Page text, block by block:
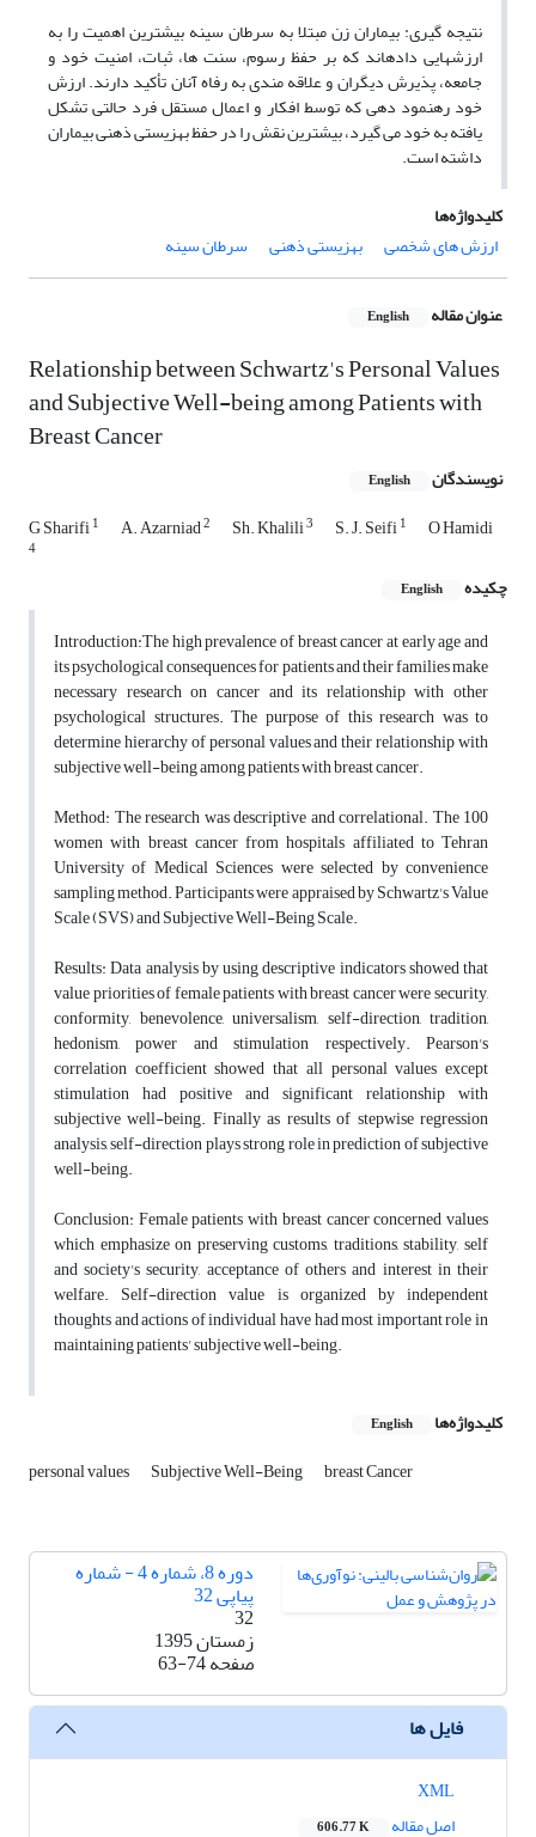
نتیجه گیری: بیماران زن مبتلا به سرطان سینه بیشترین اهمیت را به
ارزش­هایی داده­اند که بر حفظ رسوم، سنت ها، ثبات، امنیت خود و
جامعه، پذیرش دیگران و علاقه مندی به رفاه آنان تأکید دارند. ارزش
خود رهنمود دهی که توسط افکار و اعمال مستقل فرد حالتی تشکل
یافته به خود می گیرد، بیشترین نقش را در حفظ بهزیستی ذهنی بیماران
داشته است.
کلیدواژه‌ها
ارزش های شخصی
بهزیستی ذهنی سرطان سینه
عنوان مقاله English
Relationship between Schwartz's Personal Values
and Subjective Well-being among Patients with
Breast Cancer
نویسندگان English
G Sharifi1 A. Azarniad2 Sh. Khalili3 S. J. Seifi1 O Hamidi
4
چکیده English
Introduction:The high prevalence of breast cancer at early age and
its psychological consequences for patients and their families make
necessary research on cancer and its relationship with other
psychological structures. The purpose of this research was to
determine hierarchy of personal values and their relationship with
subjective well-being among patients with breast cancer.
Method: The research was descriptive and correlational. The 100
women with breast cancer from hospitals affiliated to Tehran
University of Medical Sciences were selected by convenience
sampling method. Participants were appraised by Schwartz's Value
Scale (SVS) and Subjective Well-Being Scale.
Results: Data analysis by using descriptive indicators showed that
value priorities of female patients with breast cancer were security,
conformity, benevolence, universalism, self-direction, tradition,
hedonism, power and stimulation respectively. Pearson's
correlation coefficient showed that all personal values except
stimulation had positive and significant relationship with
subjective well-being. Finally as results of stepwise regression
analysis, self-direction plays strong role in prediction of subjective
well-being.
Conclusion: Female patients with breast cancer concerned values
which emphasize on preserving customs, traditions, stability, self
and society's security, acceptance of others and interest in their
welfare. Self-direction value is organized by independent
thoughts and actions of individual have had most important role in
maintaining patients' subjective well-being.
کلیدواژه‌ها English
personal values Subjective Well-Being breast Cancer
دوره 8، شماره 4 - شماره
پیاپی 32
32
زمستان 1395
صفحه63-74
فایل ها
اصل مقاله
606.77 K